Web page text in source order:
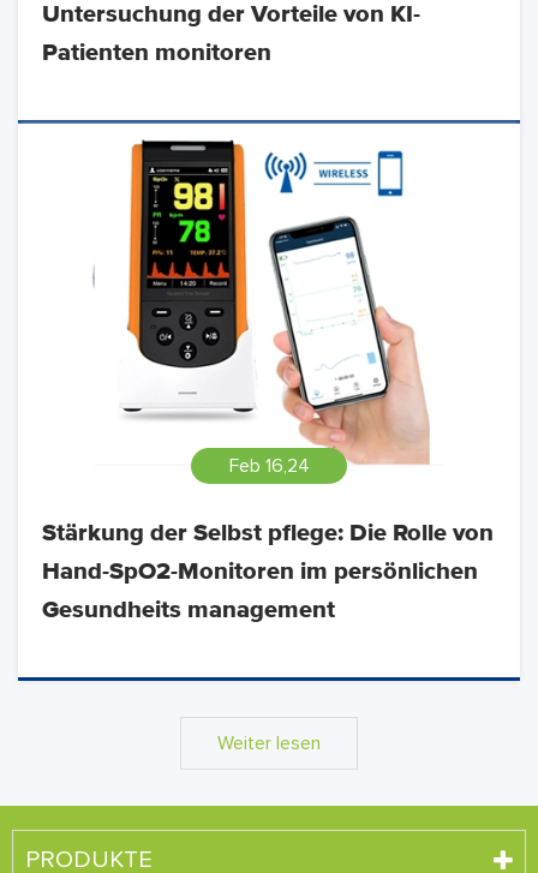
Untersuchung der Vorteile von KI-
Patienten monitoren
Feb 16,24
Stärkung der Selbst pflege: Die Rolle von
Hand-SpO2-Monitoren im persönlichen
Gesundheits management
Weiter lesen
PRODUKTE